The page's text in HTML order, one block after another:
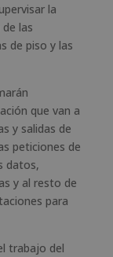
la
las
de piso y las
que van a
y salidas de
peticiones de
datos,
y al resto de
para
trabajo del